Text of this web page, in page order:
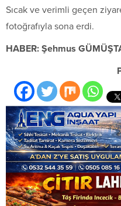
Sıcak ve verimli geçen
fotoğrafıyla sona erdi.
HABER: Şehmus